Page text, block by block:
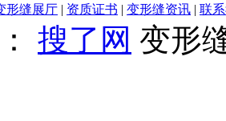
形缝展厅 | 资质证书 | 变形缝资讯 | 联
搜了网 变形